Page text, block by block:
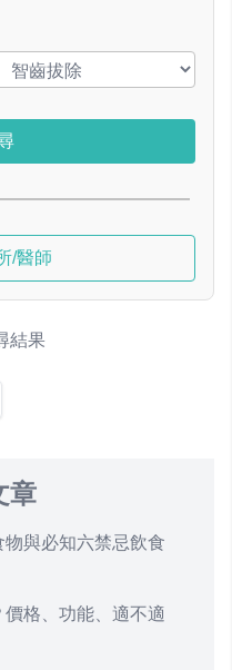
/醫師
結果
章
與必知六禁忌飲食
格、功能、適不適